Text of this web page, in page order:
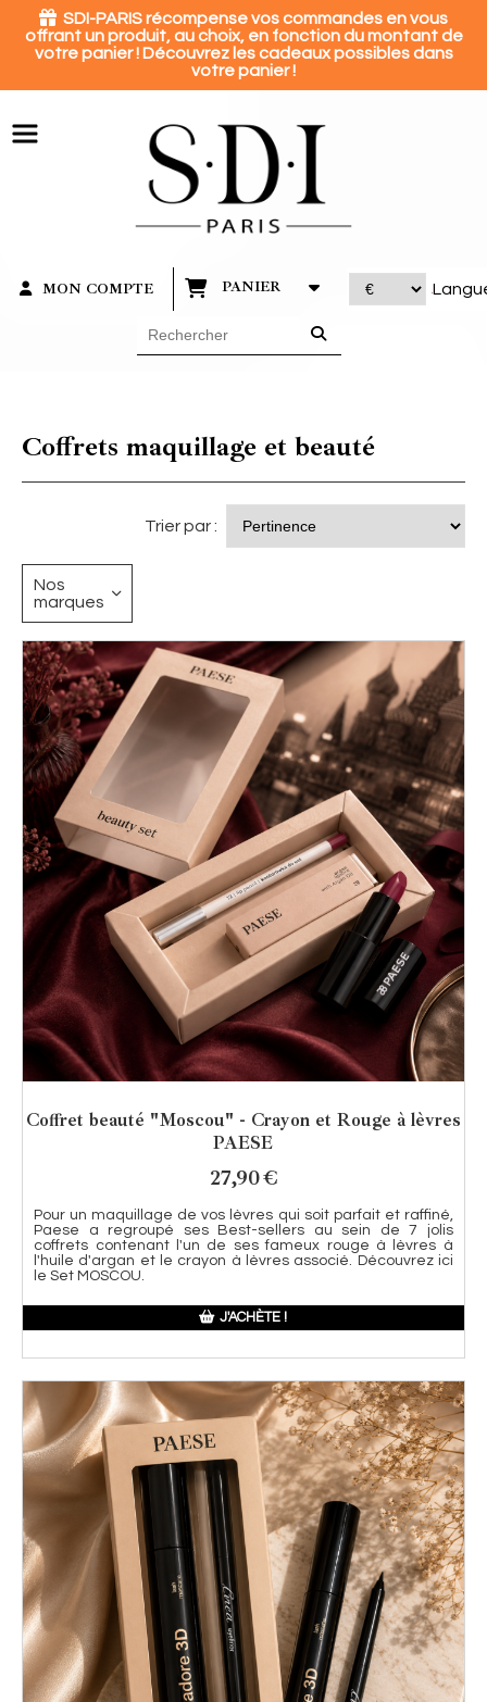
 SDI-PARIS récompense vos commandes en vous
offrant un produit, au choix, en fonction du montant de
votre panier ! Découvrez les cadeaux possibles dans
votre panier !
MON COMPTE PANIER
Coffrets maquillage et beauté
Trier par :
Nos
marques
Coffret beauté "Moscou" - Crayon et Rouge à lèvres
PAESE
27,90€
Pour un maquillage de vos lèvres qui soit parfait et raffiné,
Paese a regroupé ses Best-sellers au sein de 7 jolis
coffrets contenant l'un de ses fameux rouge à lèvres à
l'huile d'argan et le crayon à lèvres associé. Découvrez ici
le Set MOSCOU.
J'ACHÈTE !
Panneau de gestion des cookies